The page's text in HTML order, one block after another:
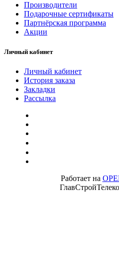
Производители
Подарочные сертификаты
Партнёрская программа
Акции
Личный кабинет
Личный кабинет
История заказа
Закладки
Рассылка
Работает на